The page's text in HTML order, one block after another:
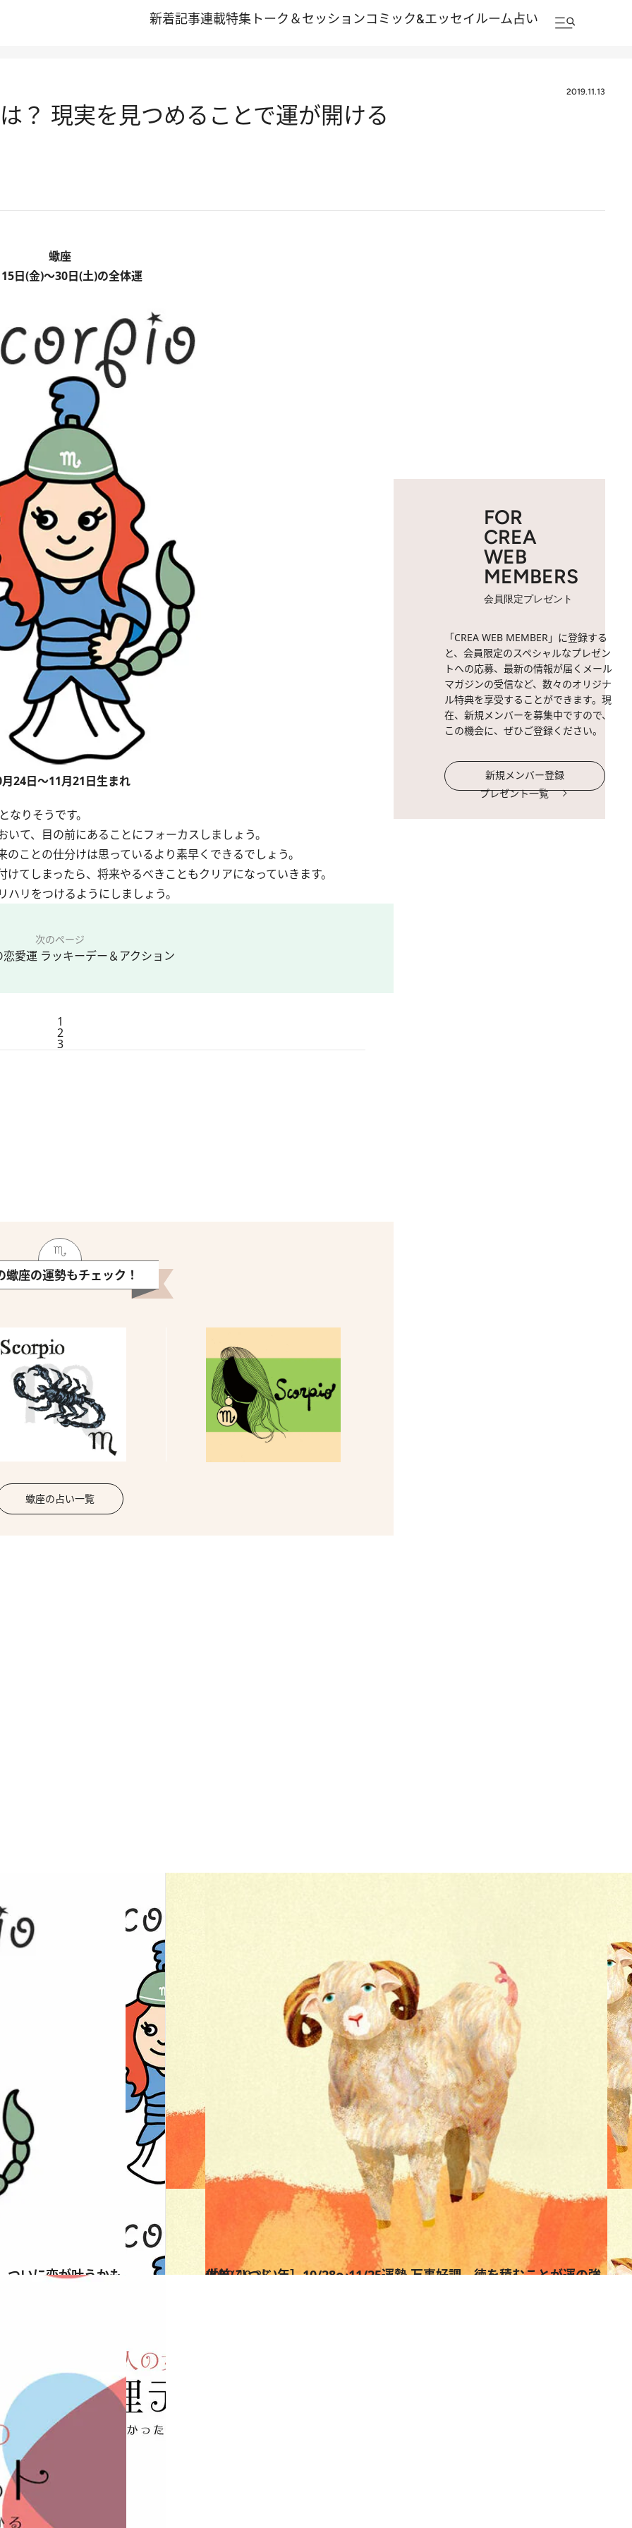
新着記事連載特集 トーク＆セッションコミック&エッセイルーム占い
2019.11.13
？ 現実を見つめることで運が開ける
蠍座
日(金)～30日(土)の全体運
24日～11月21日生まれ
りそうです。
て、目の前にあることにフォーカスしましょう。
ことの仕分けは思っているより素早くできるでしょう。
しまったら、将来やるべきこともクリアになっていきます。
リをつけるようにしましょう。
次のページ
愛運 ラッキーデー＆アクション
1
2
3
蠍座の運勢もチェック！
蠍座の占い一覧
FOR
CREA
WEB
MEMBERS
会員限定プレゼント
「CREA WEB MEMBER」に登録する
と、会員限定のスペシャルなプレゼン
トへの応募、最新の情報が届くメール
マガジンの受信など、数々のオリジナ
ル特典を享受することができます。現
在、新規メンバーを募集中ですので、
この機会に、ぜひご登録ください。
新規メンバー登録
プレゼント一覧
ついに恋が叶うかも 2019.10.28
［羊(ひつじ)年］10/28～11/25運勢 万事好調。徳を積むことが運の強化に
占い